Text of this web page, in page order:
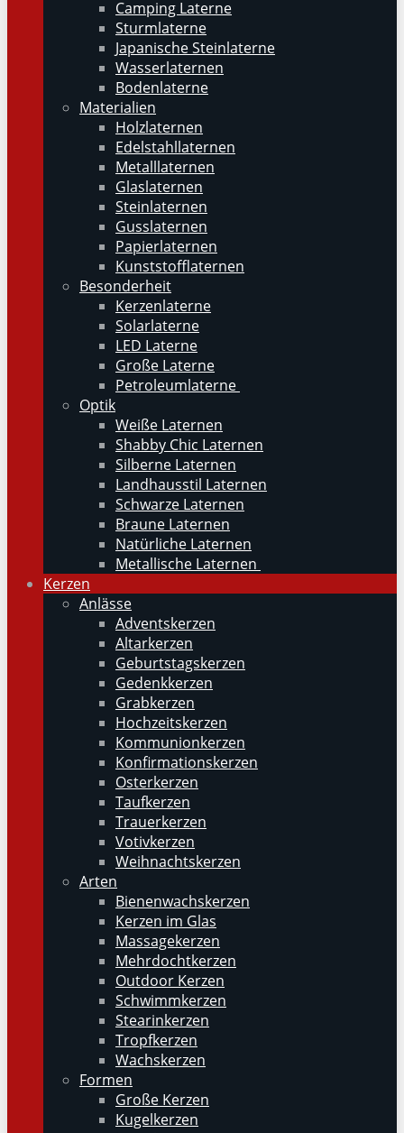
Camping Laterne
Sturmlaterne
Japanische Steinlaterne
Wasserlaternen
Bodenlaterne
Materialien
Holzlaternen
Edelstahllaternen
Metalllaternen
Glaslaternen
Steinlaternen
Gusslaternen
Papierlaternen
Kunststofflaternen
Besonderheit
Kerzenlaterne
Solarlaterne
LED Laterne
Große Laterne
Petroleumlaterne
Optik
Weiße Laternen
Shabby Chic Laternen
Silberne Laternen
Landhausstil Laternen
Schwarze Laternen
Braune Laternen
Natürliche Laternen
Metallische Laternen
Kerzen
Anlässe
Adventskerzen
Altarkerzen
Geburtstagskerzen
Gedenkkerzen
Grabkerzen
Hochzeitskerzen
Kommunionkerzen
Konfirmationskerzen
Osterkerzen
Taufkerzen
Trauerkerzen
Votivkerzen
Weihnachtskerzen
Arten
Bienenwachskerzen
Kerzen im Glas
Massagekerzen
Mehrdochtkerzen
Outdoor Kerzen
Schwimmkerzen
Stearinkerzen
Tropfkerzen
Wachskerzen
Formen
Große Kerzen
Kugelkerzen